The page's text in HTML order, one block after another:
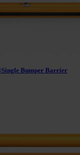
Bumper Barrier